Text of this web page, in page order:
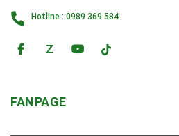
Hotline : 0989 369 584
Z
FANPAGE